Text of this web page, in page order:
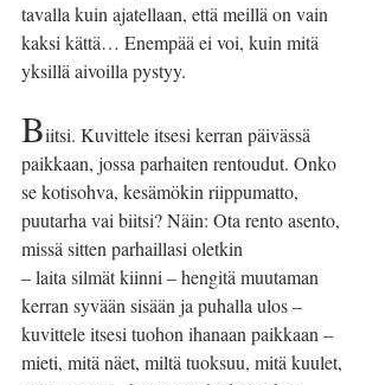
tavalla kuin ajatellaan, että meillä on vain
kaksi kättä… Enempää ei voi, kuin mitä
yksillä aivoilla pystyy.
Biitsi. Kuvittele itsesi kerran päivässä
paikkaan, jossa parhaiten rentoudut. Onko
se kotisohva, kesämökin riippumatto,
puutarha vai biitsi? Näin: Ota rento asento,
missä sitten parhaillasi oletkin
– laita silmät kiinni – hengitä muutaman
kerran syvään sisään ja puhalla ulos –
kuvittele itsesi tuohon ihanaan paikkaan –
mieti, mitä näet, miltä tuoksuu, mitä kuulet,